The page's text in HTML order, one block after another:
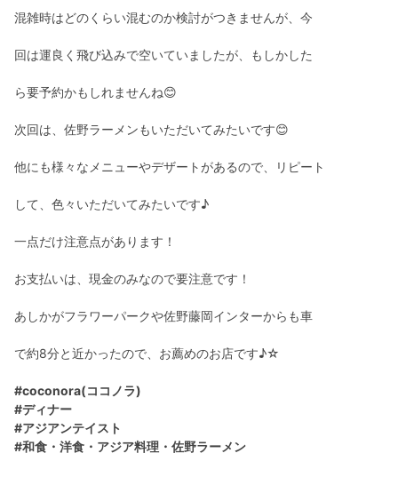
混雑時はどのくらい混むのか検討がつきませんが、今
回は運良く飛び込みで空いていましたが、もしかした
ら要予約かもしれませんね😊
次回は、佐野ラーメンもいただいてみたいです😊
他にも様々なメニューやデザートがあるので、リピート
して、色々いただいてみたいです♪
一点だけ注意点があります！
お支払いは、現金のみなので要注意です！
あしかがフラワーパークや佐野藤岡インターからも車
で約8分と近かったので、お薦めのお店です♪☆
#coconora(ココノラ)
#ディナー
#アジアンテイスト
#和食・洋食・アジア料理・佐野ラーメン